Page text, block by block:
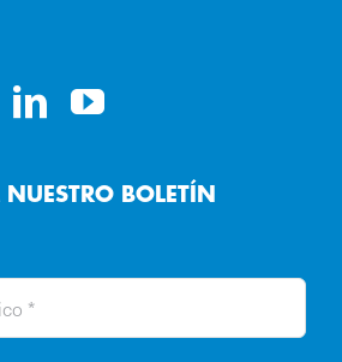
BOLETÍN